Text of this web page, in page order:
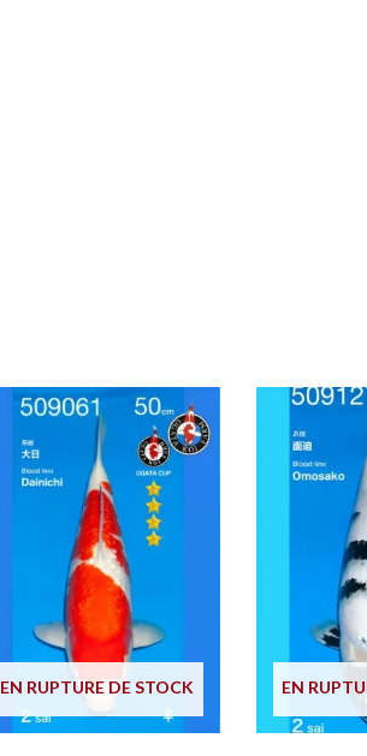
EN RUPTURE DE STOCK EN